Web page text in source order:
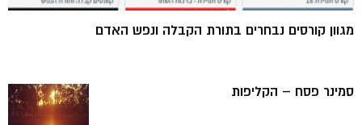
מגוון קורסים נבחרים בתורת הקבלה ונפש האדם
סמינר פסח – הקליפות